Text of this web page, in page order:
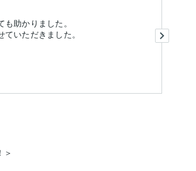
助かりました。
いただきました。
＞